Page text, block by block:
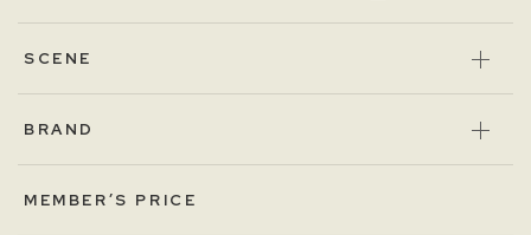
SCENE
BRAND
MEMBER’S PRICE